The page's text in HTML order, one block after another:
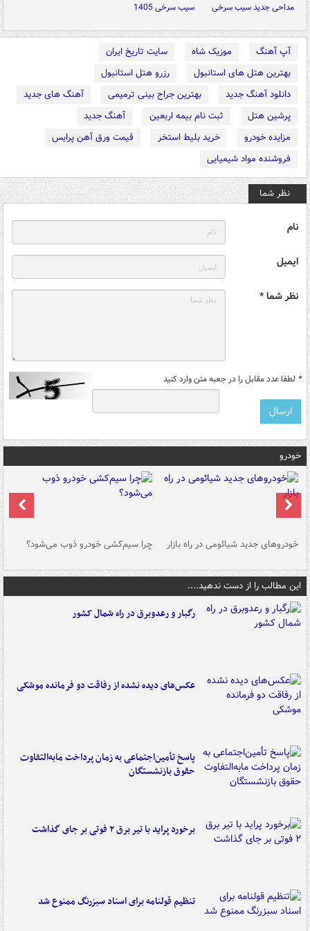
مداحی جدید سیب سرخی
سیب سرخی 1405
آپ آهنگ موزیک شاه
سایت تاریخ ایران
بهترین هتل های استانبول
رزرو هتل استانبول
دانلود آهنگ جدید
بهترین جراح بینی ترمیمی
آهنگ های جدید
پرشین هتل
ثبت نام بیمه اربعین
آهنگ جدید
مزایده خودرو
خرید بلیط استخر
قیمت ورق آهن پرایس
فروشنده مواد شیمیایی
نظر شما
نام
ایمیل
نظر شما *
* لطفا عدد مقابل را در جعبه متن وارد کنید
خودرو
خودروهای جدید شیائومی در راه بازار چرا سیم‌کشی خودرو ذوب می‌شود؟
این مطالب را از دست ندهید....
رگبار و رعدوبرق در راه شمال کشور
عکس‌های دیده نشده از رفاقت دو فرمانده‌ موشکی
پاسخ تأمین‌اجتماعی به زمان پرداخت مابه‌التفاوت
حقوق بازنشستگان
برخورد پراید با تیر برق ۲ فوتی بر جای گذاشت
تنظیم قولنامه برای اسناد سبزرنگ ممنوع شد